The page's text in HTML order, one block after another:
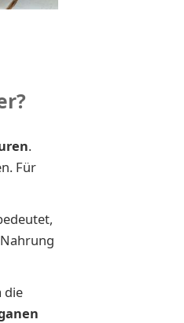
.
Für
die